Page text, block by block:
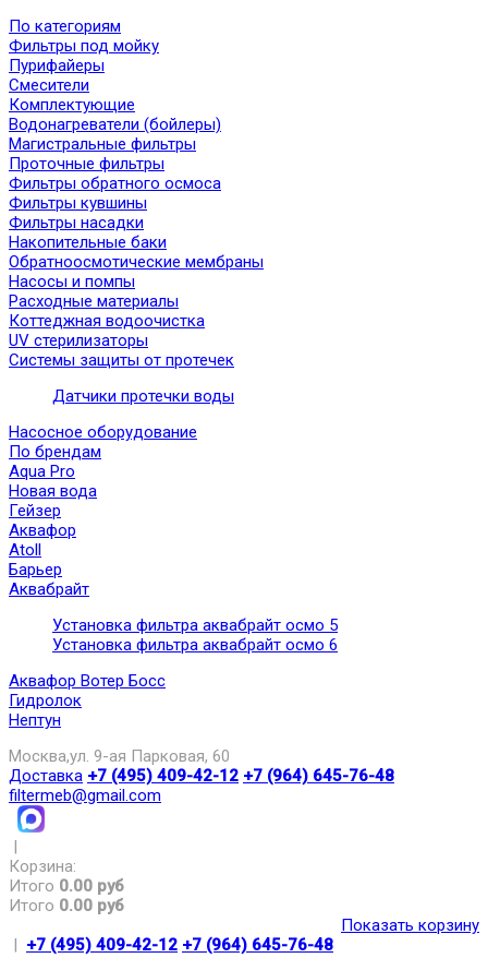
По категориям
Фильтры под мойку
Пурифайеры
Смесители
Комплектующие
Водонагреватели (бойлеры)
Магистральные фильтры
Проточные фильтры
Фильтры обратного осмоса
Фильтры кувшины
Фильтры насадки
Накопительные баки
Обратноосмотические мембраны
Насосы и помпы
Расходные материалы
Коттеджная водоочистка
UV стерилизаторы
Системы защиты от протечек
Датчики протечки воды
Насосное оборудование
По брендам
Aqua Pro
Новая вода
Гейзер
Аквафор
Atoll
Барьер
Аквабрайт
Установка фильтра аквабрайт осмо 5
Установка фильтра аквабрайт осмо 6
Аквафор Вотер Босс
Гидролок
Нептун
Москва,ул. 9-ая Парковая, 60
Доставка +7 (495) 409-42-12 +7 (964) 645-76-48
filtermeb@gmail.com
|
Корзина:
Итого 0.00 руб
Итого 0.00 руб
Показать корзину
| +7 (495) 409-42-12 +7 (964) 645-76-48